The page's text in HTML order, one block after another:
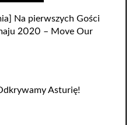
Na pierwszych Gości
2020 – Move Our
Asturię!